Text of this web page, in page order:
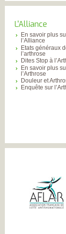
L'Alliance
En savoir plus
l’Alliance
Etats généraux
l’arthrose
Dites Stop à
En savoir plus
l’Arthrose
Douleur et
Enquête sur